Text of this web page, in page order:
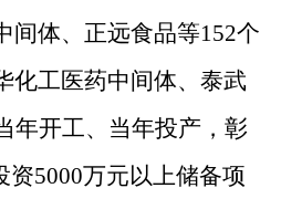
间体、正远食品等152个
化工医药中间体、泰武
年开工、当年投产，彰
资5000万元以上储备项